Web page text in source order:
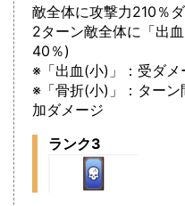
敵全体に攻撃力210％
2ターン敵全体に「出
40％)
※「出血(小)」：受ダメ
※「骨折(小)」：ターン
加ダメージ
ランク3